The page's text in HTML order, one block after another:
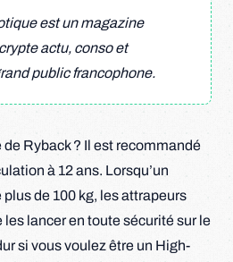
est un magazine
actu, conso et
public francophone.
de Ryback ? Il est recommandé
à 12 ans. Lorsqu’un
de 100 kg, les attrapeurs
les lancer en toute sécurité sur le
si vous voulez être un High-